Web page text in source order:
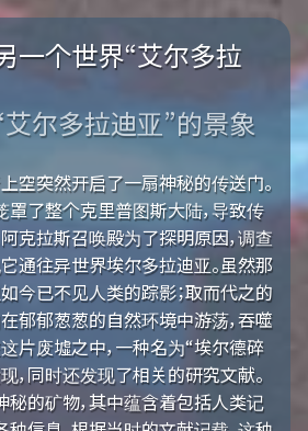
个世界“艾尔多拉
尔多拉迪亚”的景象
空突然开启了一扇神秘的传送门。
了整个克里普图斯大陆，导致传
克拉斯召唤殿为了探明原因，调查
通往异世界埃尔多拉迪亚。虽然那
今已不见人类的踪影；取而代之的
郁郁葱葱的自然环境中游荡，吞噬
片废墟之中，一种名为“埃尔德碎
，同时还发现了相关的研究文献。
的矿物，其中蕴含着包括人类记